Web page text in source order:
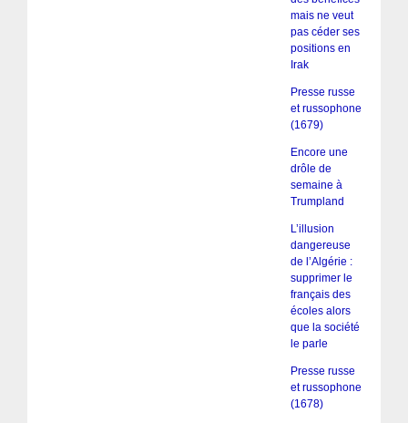
mais ne veut
pas céder ses
positions en
Irak
Presse russe
et russophone
(1679)
Encore une
drôle de
semaine à
Trumpland
L’illusion
dangereuse
de l’Algérie :
supprimer le
français des
écoles alors
que la société
le parle
Presse russe
et russophone
(1678)